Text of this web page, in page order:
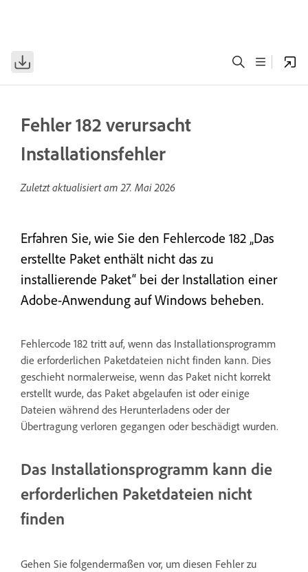
Fehler 182 verursacht
Installationsfehler
Zuletzt aktualisiert am27. Mai 2026
Erfahren Sie, wie Sie den Fehlercode 182 „Das
erstellte Paket enthält nicht das zu
installierende Paket“ bei der Installation einer
Adobe-Anwendung auf Windows beheben.
Fehlercode 182 tritt auf, wenn das Installationsprogramm
die erforderlichen Paketdateien nicht finden kann. Dies
geschieht normalerweise, wenn das Paket nicht korrekt
erstellt wurde, das Paket abgelaufen ist oder einige
Dateien während des Herunterladens oder der
Übertragung verloren gegangen oder beschädigt wurden.
Das Installationsprogramm kann die
erforderlichen Paketdateien nicht
finden
Gehen Sie folgendermaßen vor, um diesen Fehler zu